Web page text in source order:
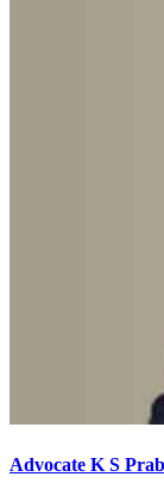
Advocate K S